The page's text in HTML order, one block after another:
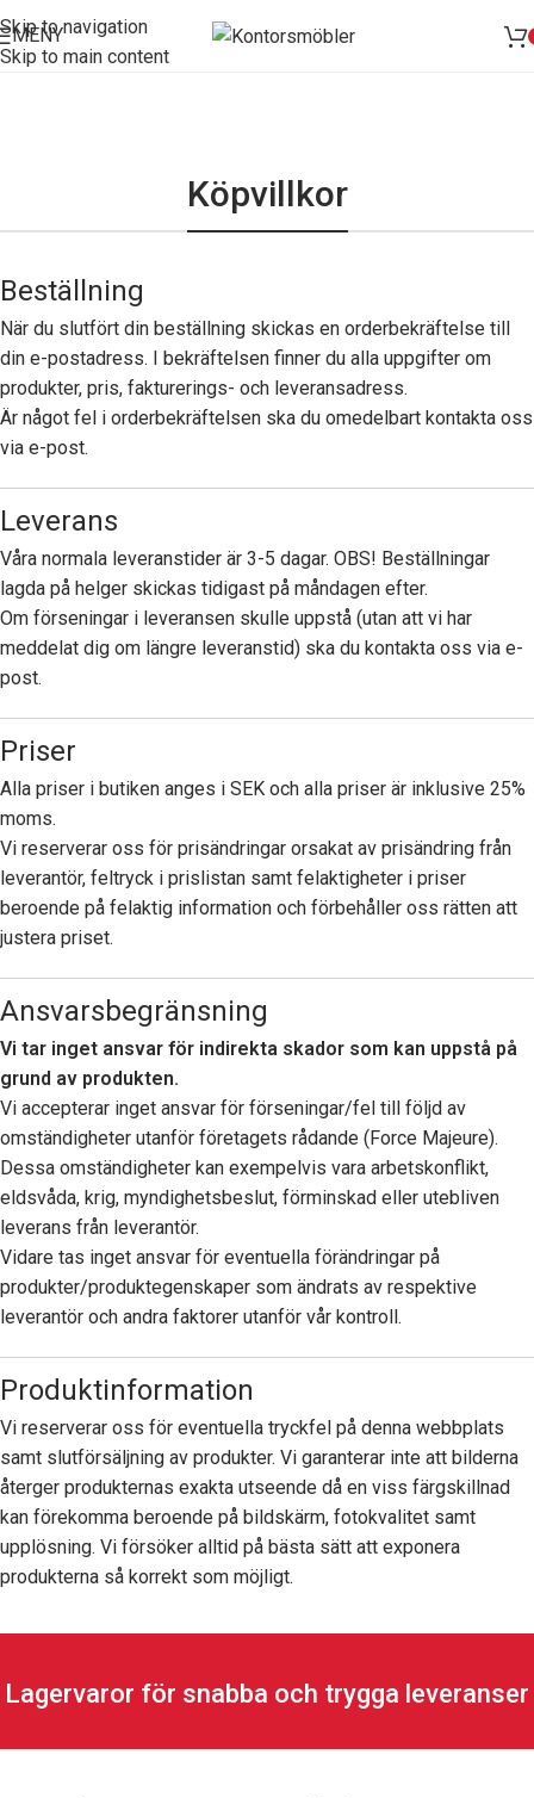
Skip to navigation
Skip to main content
MENY
Köpvillkor
Beställning
När du slutfört din beställning skickas en orderbekräftelse till
din e-postadress. I bekräftelsen finner du alla uppgifter om
produkter, pris, fakturerings- och leveransadress.
Är något fel i orderbekräftelsen ska du omedelbart kontakta oss
via e-post.
Leverans
Våra normala leveranstider är 3-5 dagar. OBS! Beställningar
lagda på helger skickas tidigast på måndagen efter.
Om förseningar i leveransen skulle uppstå (utan att vi har
meddelat dig om längre leveranstid) ska du kontakta oss via e-
post.
Priser
Alla priser i butiken anges i SEK och alla priser är inklusive 25%
moms.
Vi reserverar oss för prisändringar orsakat av prisändring från
leverantör, feltryck i prislistan samt felaktigheter i priser
beroende på felaktig information och förbehåller oss rätten att
justera priset.
Ansvarsbegränsning
Vi tar inget ansvar för indirekta skador som kan uppstå på
grund av produkten.
Vi accepterar inget ansvar för förseningar/fel till följd av
omständigheter utanför företagets rådande (Force Majeure).
Dessa omständigheter kan exempelvis vara arbetskonflikt,
eldsvåda, krig, myndighetsbeslut, förminskad eller utebliven
leverans från leverantör.
Vidare tas inget ansvar för eventuella förändringar på
produkter/produktegenskaper som ändrats av respektive
leverantör och andra faktorer utanför vår kontroll.
Produktinformation
Vi reserverar oss för eventuella tryckfel på denna webbplats
samt slutförsäljning av produkter. Vi garanterar inte att bilderna
återger produkternas exakta utseende då en viss färgskillnad
kan förekomma beroende på bildskärm, fotokvalitet samt
upplösning. Vi försöker alltid på bästa sätt att exponera
produkterna så korrekt som möjligt.
Lagervaror för snabba och trygga leveranser